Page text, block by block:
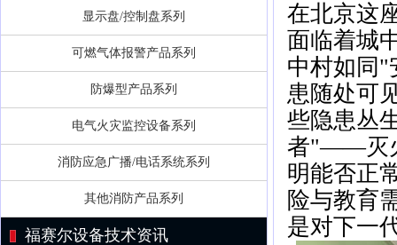
显示盘/控制盘系列
可燃气体报警产品系列
防爆型产品系列
电气火灾监控设备系列
消防应急广播/电话系统系列
其他消防产品系列
福赛尔设备技术资讯
在北京这
面临着城
中村如同"
患随处可
些隐患丛
者"——灭
明能否正
险与教育
是对下一